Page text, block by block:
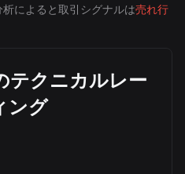
によると取引シグナルは売れ行
テクニカルレー
ング